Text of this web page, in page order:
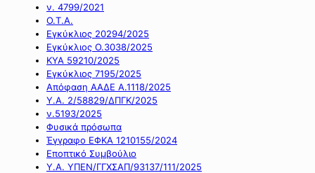
ν. 4799/2021
Ο.Τ.Α.
Εγκύκλιος 20294/2025
Εγκύκλιος Ο.3038/2025
ΚΥΑ 59210/2025
Εγκύκλιος 7195/2025
Απόφαση ΑΑΔΕ Α.1118/2025
Υ.Α. 2/58829/ΔΠΓΚ/2025
ν.5193/2025
Φυσικά πρόσωπα
Έγγραφο ΕΦΚΑ 1210155/2024
Εποπτικό Συμβούλιο
Υ.Α. ΥΠΕΝ/ΓΓΧΣΑΠ/93137/111/2025